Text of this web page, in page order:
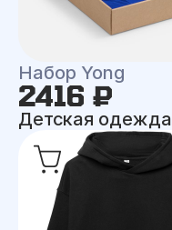
Набор Yong
2416 ₽
Детская одежда